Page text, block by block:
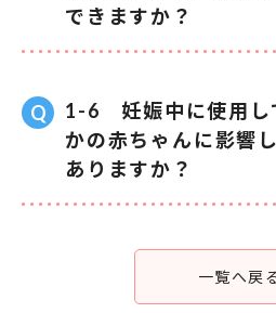
できますか？
1-6 妊娠中に使用し
かの赤ちゃんに影響
ありますか？
一覧へ戻